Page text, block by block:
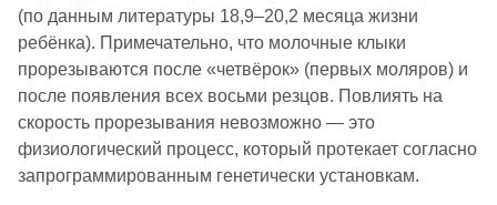
(по данным литературы 18,9–20,2 месяца жизни
ребёнка). Примечательно, что молочные клыки
прорезываются после «четвёрок» (первых моляров) и
после появления всех восьми резцов. Повлиять на
скорость прорезывания невозможно — это
физиологический процесс, который протекает согласно
запрограммированным генетически установкам.